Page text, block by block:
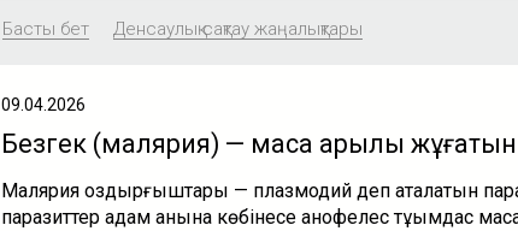
Басты бет Денсаулық сақтау жаңалықтары
09.04.2026
Безгек (малярия) — маса арқылы жұғатын
Малярия қоздырғыштары — плазмодий деп аталатын
паразиттер адам қанына көбінесе анофелес тұқымдас